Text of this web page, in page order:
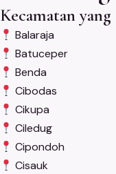
Kecamatan
Balaraja
Batuceper
Benda
Cibodas
Cikupa
Ciledug
Cipondoh
Cisauk